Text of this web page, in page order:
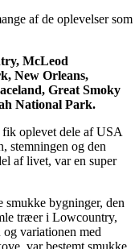
af de oplevelser som
McLeod
New Orleans,
Great Smoky
National Park.
oplevet dele af USA
stemningen og den
af livet, var en super
smukke bygninger, den
træer i Lowcountry,
og variationen med